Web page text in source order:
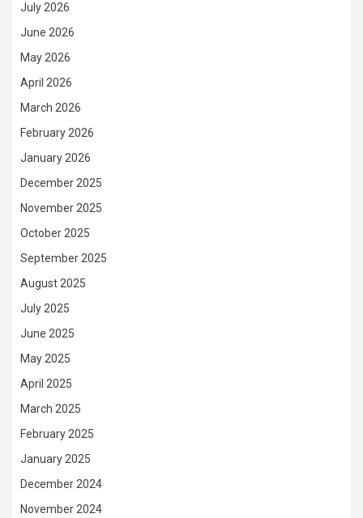
July 2026
June 2026
May 2026
April 2026
March 2026
February 2026
January 2026
December 2025
November 2025
October 2025
September 2025
August 2025
July 2025
June 2025
May 2025
April 2025
March 2025
February 2025
January 2025
December 2024
November 2024